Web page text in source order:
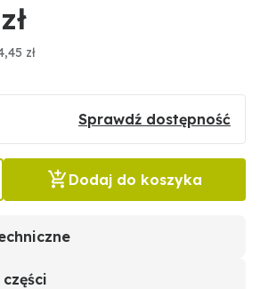
zł
Sprawdź dostępność
Dodaj do koszyka